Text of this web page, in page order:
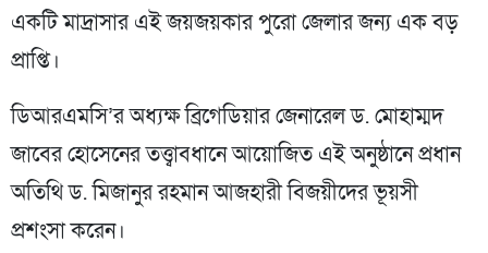
একটি মাদ্রাসার এই জয়জয়কার পুরো জেলার জন্য এক বড়
প্রাপ্তি।
ডিআরএমসি’র অধ্যক্ষ ব্রিগেডিয়ার জেনারেল ড. মোহাম্মদ
জাবের হোসেনের তত্ত্বাবধানে আয়োজিত এই অনুষ্ঠানে প্রধান
অতিথি ড. মিজানুর রহমান আজহারী বিজয়ীদের ভূয়সী
প্রশংসা করেন।